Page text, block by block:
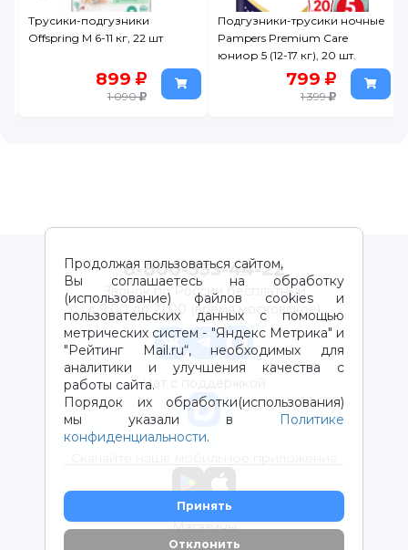
Подгузники-трусики ночные
Pampers Premium Care
799
1 399
Подгузники-трусики Mykiddo
classic L (9-14 кг) 36 шт.
709
1 339
Продолжая пользоваться сайтом,
Вы соглашаетесь на обработку
(использование) файлов cookies и
пользовательских данных с помощью
метрических систем - "Яндекс Метрика" и
"Рейтинг Mail.ru“, необходимых для
аналитики и улучшения качества с
работы сайта.
Порядок их обработки(использования)
мы указали в
Политике
конфиденциальности.
Принять
Отклонить
8-800-333-44-22
Звонок по России бесплатный
с 9:00 до 21:00 (время московское)
Чат с поддержкой
Магазины